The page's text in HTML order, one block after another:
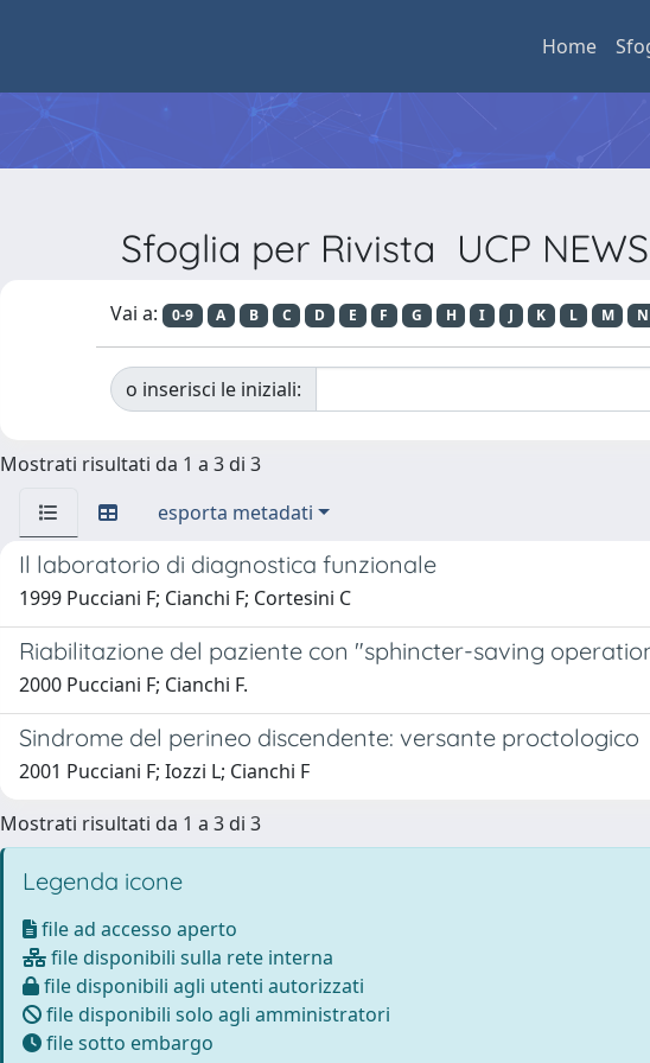
Home
Sfoglia per Rivista UCP NEWS
Vai a: 0-9 A B C D E F G H I J K L M N
o inserisci le iniziali:
Mostrati risultati da 1 a 3 di 3
esporta metadati
Il laboratorio di diagnostica funzionale
1999 Pucciani F; Cianchi F; Cortesini C
Riabilitazione del paziente con "sphincter-saving
2000 Pucciani F; Cianchi F.
Sindrome del perineo discendente: versante proctologico
2001 Pucciani F; Iozzi L; Cianchi F
Mostrati risultati da 1 a 3 di 3
Legenda icone
file ad accesso aperto
file disponibili sulla rete interna
file disponibili agli utenti autorizzati
file disponibili solo agli amministratori
file sotto embargo